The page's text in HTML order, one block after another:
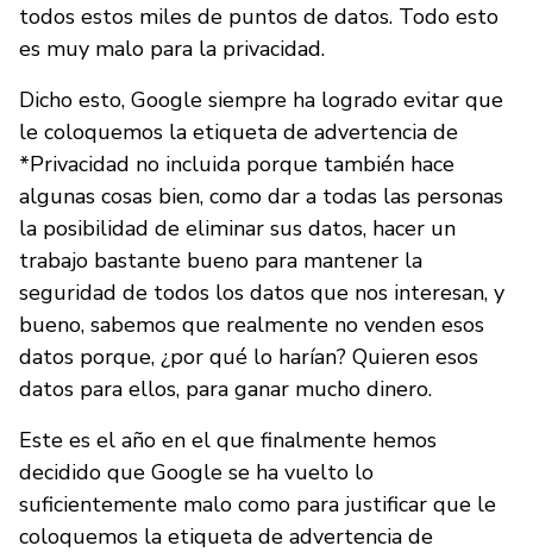
todos estos miles de puntos de datos. Todo esto
es muy malo para la privacidad.
Dicho esto, Google siempre ha logrado evitar que
le coloquemos la etiqueta de advertencia de
*Privacidad no incluida porque también hace
algunas cosas bien, como dar a todas las personas
la posibilidad de eliminar sus datos, hacer un
trabajo bastante bueno para mantener la
seguridad de todos los datos que nos interesan, y
bueno, sabemos que realmente no venden esos
datos porque, ¿por qué lo harían? Quieren esos
datos para ellos, para ganar mucho dinero.
Este es el año en el que finalmente hemos
decidido que Google se ha vuelto lo
suficientemente malo como para justificar que le
coloquemos la etiqueta de advertencia de